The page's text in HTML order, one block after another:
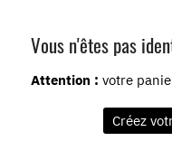
Vous n'êtes pas
Attention : votre
Créez